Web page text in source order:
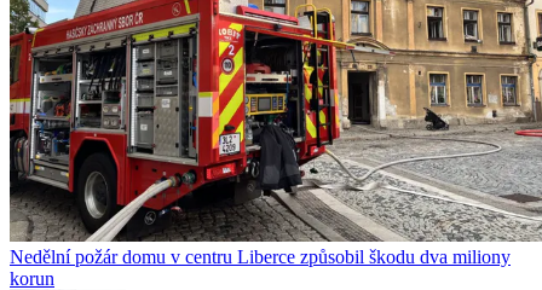
Nedělní požár domu v centru Liberce způsobil škodu dva miliony
korun